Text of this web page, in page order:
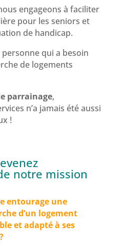
engageons à faciliter
pour les seniors et
de handicap.
qui a besoin
de logements
parrainage,
n’a jamais été aussi
!
notre mission
entourage une
d’un logement
et adapté à ses